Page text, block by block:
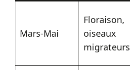
Mars-Mai
Floraison,
oiseaux
migrateurs